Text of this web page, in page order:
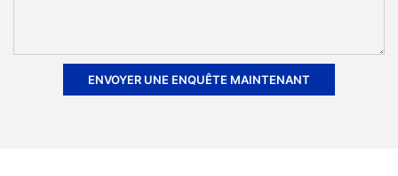
ENVOYER UNE ENQUÊTE MAINTENANT